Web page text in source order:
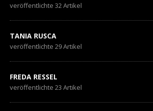
veröffentlichte 32 Artikel
TANIA RUSCA
veröffentlichte 29 Artikel
FREDA RESSEL
veröffentlichte 23 Artikel